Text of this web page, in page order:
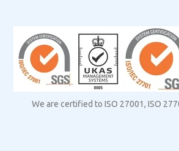
We are certified to ISO 27001, ISO